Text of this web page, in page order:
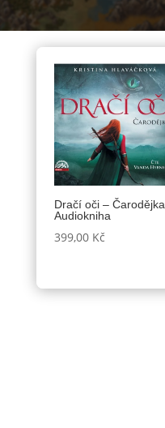
Dračí oči – Čarodějka
Audiokniha
399,00 Kč